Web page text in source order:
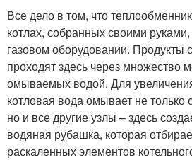
Все дело в том, что
котлах, собранных своими
газовом оборудовании. Продукты
проходят здесь через множество
омываемых водой. Для
котловая вода омывает не только
но и все другие узлы – здесь
водяная рубашка, которая
раскаленных элементов